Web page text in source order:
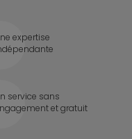
expertise
service sans
et gratuit